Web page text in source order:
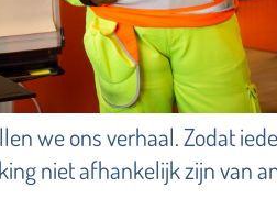
we ons verhaal. Zodat
niet afhankelijk zijn van